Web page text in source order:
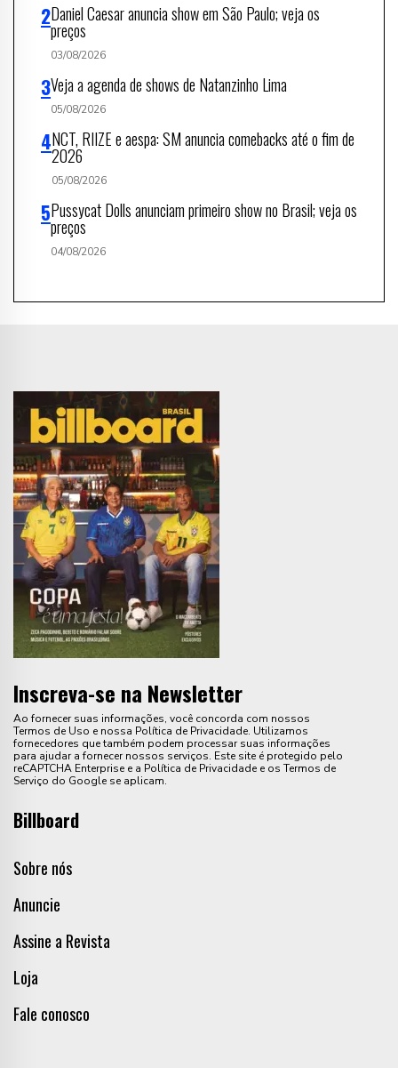
Daniel Caesar anuncia show em São Paulo; veja os
preços
03/08/2026
Veja a agenda de shows de Natanzinho Lima
05/08/2026
NCT, RIIZE e aespa: SM anuncia comebacks até o fim de
2026
05/08/2026
Pussycat Dolls anunciam primeiro show no Brasil; veja os
preços
04/08/2026
Inscreva-se na Newsletter
Ao fornecer suas informações, você concorda com nossos
Termos de Uso e nossa Política de Privacidade. Utilizamos
fornecedores que também podem processar suas informações
para ajudar a fornecer nossos serviços. Este site é protegido pelo
reCAPTCHA Enterprise e a Política de Privacidade e os Termos de
Serviço do Google se aplicam.
Billboard
Sobre nós
Anuncie
Assine a Revista
Loja
Fale conosco